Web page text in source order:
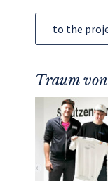
to the
Traum